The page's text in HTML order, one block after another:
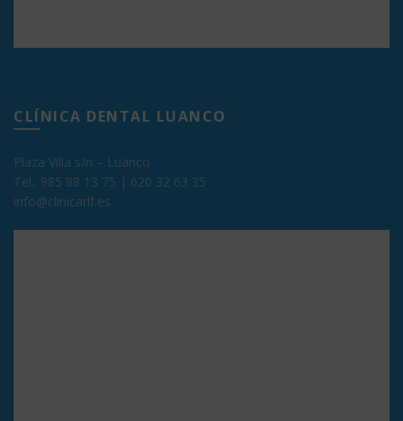
CLÍNICA DENTAL LUANCO
Plaza Villa s/n – Luanco
Tel.: 985 88 13 75 | 620 32 63 35
info@clinicarlf.es